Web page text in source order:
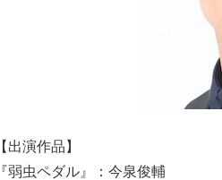
【出演作品】
『弱虫ペダル』：今泉俊輔